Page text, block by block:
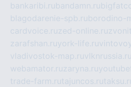
bankaribi.rubandamn.ru
blagodarenie-spb.ruborodino-
cardvoice.ruzed-online.ru
zarafshan.ruyork-life.ru
vladivostok-map.ruvlknrussia.ru
webamator.ruzaryna.ru
trade-farm.rutajuncos.ru